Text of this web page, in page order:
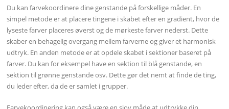
Du kan farvekoordinere dine genstande på forskellige måder. En
simpel metode er at placere tingene i skabet efter en gradient, hvor de
lyseste farver placeres øverst og de mørkeste farver nederst. Dette
skaber en behagelig overgang mellem farverne og giver et harmonisk
udtryk. En anden metode er at opdele skabet i sektioner baseret på
farver. Du kan for eksempel have en sektion til blå genstande, en
sektion til grønne genstande osv. Dette gør det nemt at finde de ting,
du leder efter, da de er samlet i grupper.